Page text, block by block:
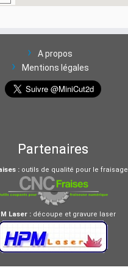
A propos
Mentions légales
Partenaires
: outils de qualité pour le fraisage
Laser :découpe et gravure laser